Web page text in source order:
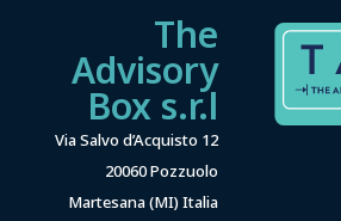
The
Advisory
Box s.r.l
Via Salvo d’Acquisto 12
20060 Pozzuolo
Martesana (MI) Italia